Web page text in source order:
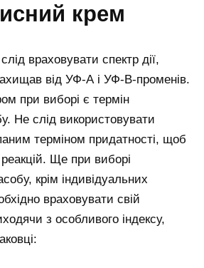
крем
враховувати спектр дії,
від УФ-А і УФ-В-променів.
при виборі є термін
Не слід використовувати
терміном придатності, щоб
Ще при виборі
крім індивідуальних
враховувати свій
з особливого індексу,